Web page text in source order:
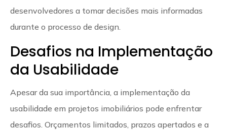
desenvolvedores a tomar decisões mais informadas
durante o processo de design.
Desafios na Implementação
da Usabilidade
Apesar da sua importância, a implementação da
usabilidade em projetos imobiliários pode enfrentar
desafios. Orçamentos limitados, prazos apertados e a